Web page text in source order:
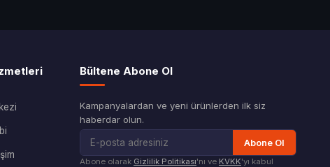
Bültene Abone Ol
Kampanyalardan ve yeni ürünlerden ilk siz
haberdar olun.
Abone Ol
Abone olarak Gizlilik Politikası'nı ve KVKK'yı kabul